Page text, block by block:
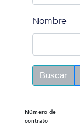
Nombre
Buscar
Número de
contrato